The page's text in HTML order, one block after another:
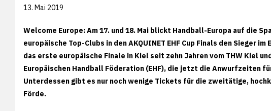
13. Mai 2019
Welcome Europe: Am 17. und 18. Mai blickt Handball-Europa auf die
europäische Top-Clubs in den AKQUINET EHF Cup Finals den Sieger
das erste europäische Finale in Kiel seit zehn Jahren vom THW Kiel
Europäischen Handball Föderation (EHF), die jetzt die Anwurfzeiten
Unterdessen gibt es nur noch wenige Tickets für die zweitätige,
Förde.